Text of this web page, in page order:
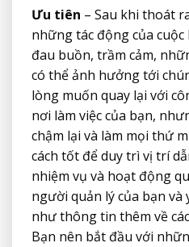
Ưu tiên – Sau khi thoát
những tác động của
đau buồn, trầm cảm,
có thể ảnh hưởng tới
lòng muốn quay lại với
nơi làm việc của bạn,
chậm lại và làm mọi thứ
cách tốt để duy trì vị trí
nhiệm vụ và hoạt động
người quản lý của bạn và
như thông tin thêm về
Bạn nên bắt đầu với